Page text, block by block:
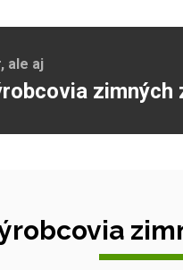
ale aj
zimných